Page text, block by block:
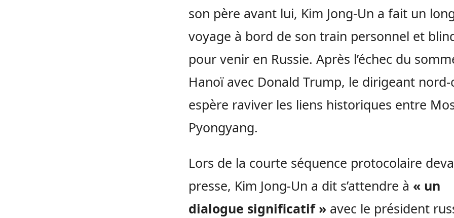
son père avant lui, Kim Jong-Un a fait un
voyage à bord de son train personnel et
pour venir en Russie. Après l’échec du
Hanoï avec Donald Trump, le dirigeant
espère raviver les liens historiques entre
Pyongyang.
Lors de la courte séquence protocolaire
presse, Kim Jong-Un a dit s’attendre à « un
dialogue significatif » avec le président